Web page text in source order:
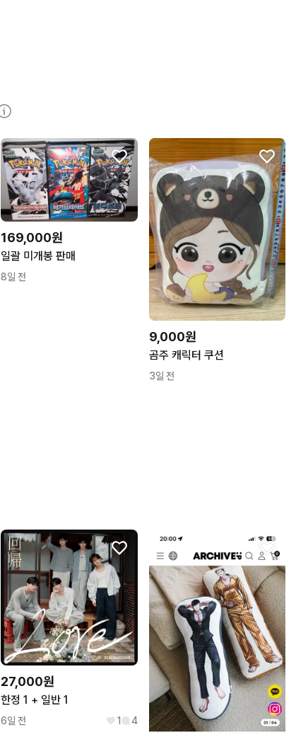
169,000원
일괄 미개봉 판매
8일 전
9,000원
곰주 캐릭터 쿠션
3일 전
27,000원
한정 1 + 일반 1
6일 전 1 4